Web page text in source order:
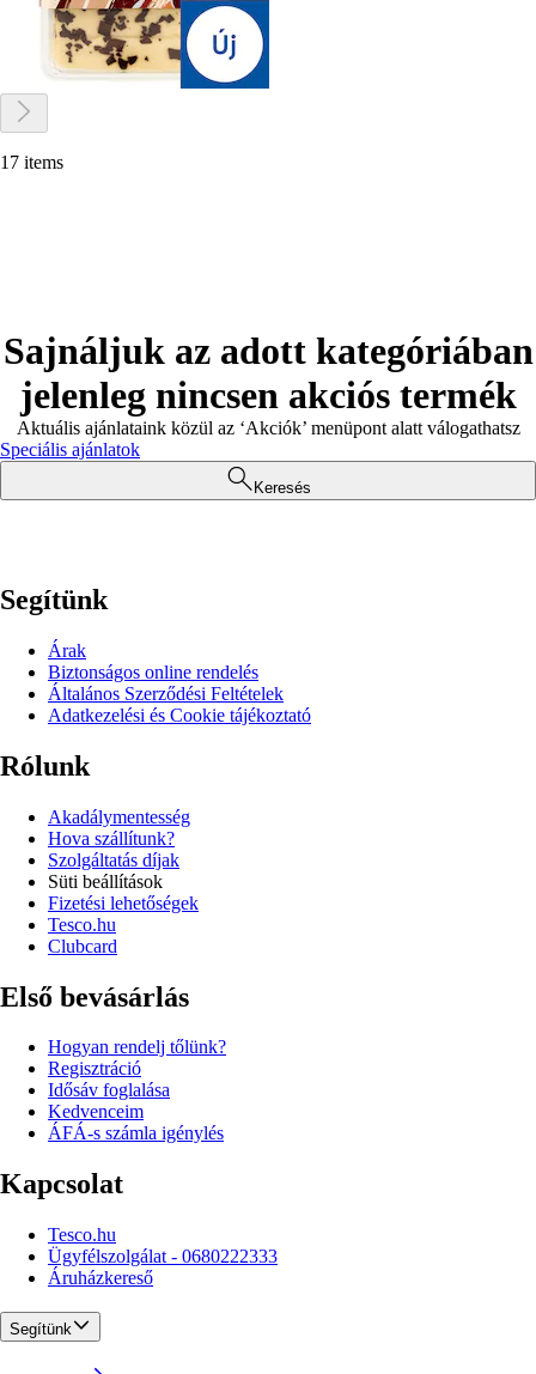
17 items
Sajnáljuk az adott kategóriában
jelenleg nincsen akciós termék
Aktuális ajánlataink közül az ‘Akciók’ menüpont alatt válogathatsz
Speciális ajánlatok
Keresés
Segítünk
Árak
Biztonságos online rendelés
Általános Szerződési Feltételek
Adatkezelési és Cookie tájékoztató
Rólunk
Akadálymentesség
Hova szállítunk?
Szolgáltatás díjak
Süti beállítások
Fizetési lehetőségek
Tesco.hu
Clubcard
Első bevásárlás
Hogyan rendelj tőlünk?
Regisztráció
Idősáv foglalása
Kedvenceim
ÁFÁ-s számla igénylés
Kapcsolat
Tesco.hu
Ügyfélszolgálat - 0680222333
Áruházkereső
Segítünk